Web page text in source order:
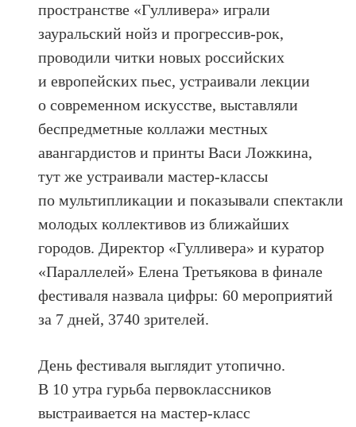
пространстве «Гулливера» играли
зауральский нойз и прогрессив-рок,
проводили читки новых российских
и европейских пьес, устраивали лекции
о современном искусстве, выставляли
беспредметные коллажи местных
авангардистов и принты Васи Ложкина,
тут же устраивали мастер-классы
по мультипликации и показывали спектакли
молодых коллективов из ближайших
городов. Директор «Гулливера» и куратор
«Параллелей» Елена Третьякова в финале
фестиваля назвала цифры: 60 мероприятий
за 7 дней, 3740 зрителей.
День фестиваля выглядит утопично.
В 10 утра гурьба первоклассников
выстраивается на мастер-класс